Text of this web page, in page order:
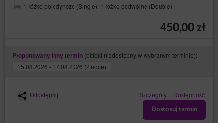
1 łóżko pojedyncze (Single), 1 łóżko podwójne (Double)
450,00 zł
Proponowany inny termin (obiekt niedostępny w wybranym terminie):
15.08.2026 - 17.08.2026 (2 noce)
Udostępnij Szczegóły Dostępność
Dostosuj termin